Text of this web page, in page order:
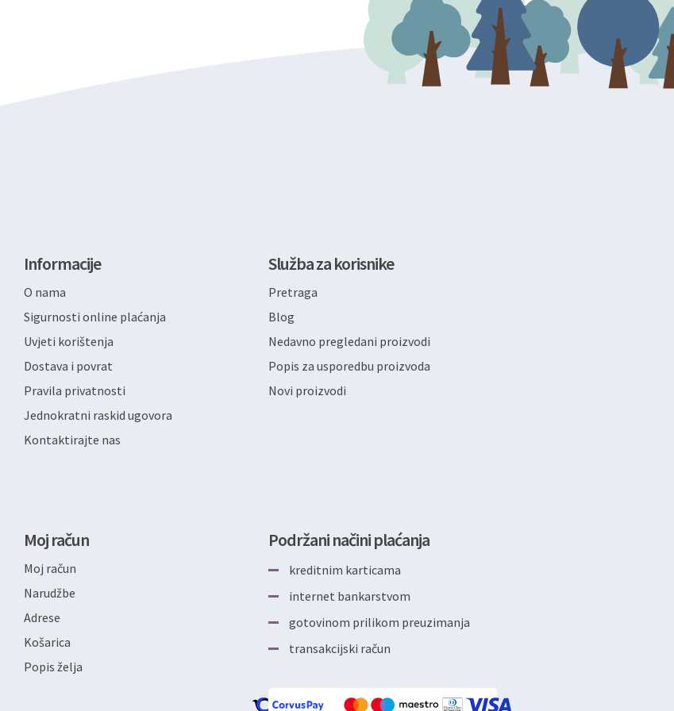
Informacije
O nama
Sigurnosti online plaćanja
Uvjeti korištenja
Dostava i povrat
Pravila privatnosti
Jednokratni raskid ugovora
Kontaktirajte nas
Služba za korisnike
Pretraga
Blog
Nedavno pregledani proizvodi
Popis za usporedbu proizvoda
Novi proizvodi
Moj račun
Moj račun
Narudžbe
Adrese
Košarica
Popis želja
Podržani načini plaćanja
kreditnim karticama
internet bankarstvom
gotovinom prilikom preuzimanja
transakcijski račun